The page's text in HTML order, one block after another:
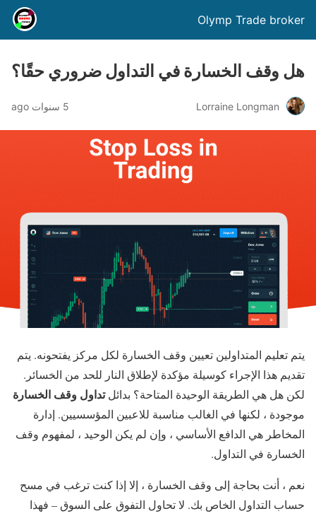
Olymp Trade broker
هل وقف الخسارة في التداول ضروري حقًا؟
Lorraine Longman 5 سنوات ago
يتم تعليم المتداولين تعيين وقف الخسارة لكل مركز يفتحونه. يتم
تقديم هذا الإجراء كوسيلة مؤكدة لإطلاق النار للحد من الخسائر.
لكن هل هي الطريقة الوحيدة المتاحة؟ بدائلتداول وقف الخسارة
موجودة ، لكنها في الغالب مناسبة للاعبين المؤسسيين. إدارة
المخاطر هي الدافع الأساسي ، وإن لم يكن الوحيد ، لمفهوم وقف
الخسارة في التداول.
نعم ، أنت بحاجة إلى وقف الخسارة ، إلا إذا كنت ترغب في مسح
حساب التداول الخاص بك. لا تحاول التفوق على السوق – فهذا